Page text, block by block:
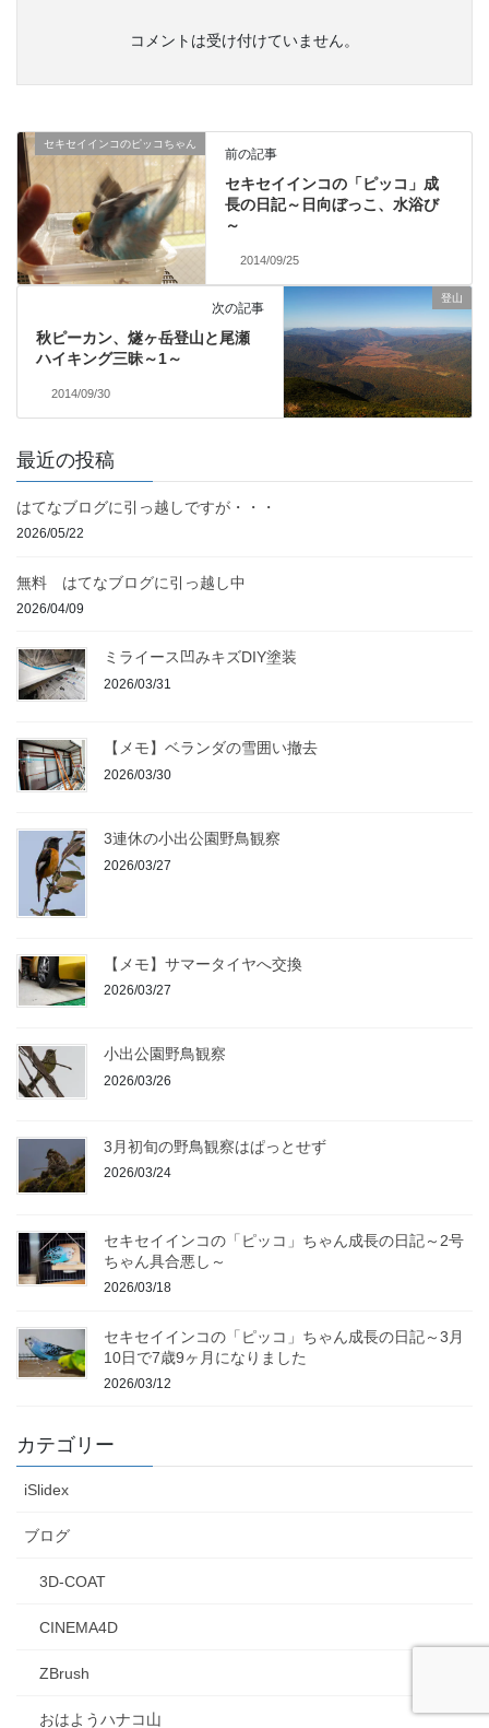
コメントは受け付けていません。
セキセイインコのピッコちゃん
前の記事
セキセイインコの「ピッコ」成
長の日記～日向ぼっこ、水浴び
～
2014/09/25
登山
次の記事
秋ピーカン、燧ヶ岳登山と尾瀬
ハイキング三昧～1～
2014/09/30
最近の投稿
はてなブログに引っ越しですが・・・
2026/05/22
無料 はてなブログに引っ越し中
2026/04/09
ミライース凹みキズDIY塗装
2026/03/31
【メモ】ベランダの雪囲い撤去
2026/03/30
3連休の小出公園野鳥観察
2026/03/27
【メモ】サマータイヤへ交換
2026/03/27
小出公園野鳥観察
2026/03/26
3月初旬の野鳥観察はぱっとせず
2026/03/24
セキセイインコの「ピッコ」ちゃん成長の日記～2号
ちゃん具合悪し～
2026/03/18
セキセイインコの「ピッコ」ちゃん成長の日記～3月
10日で7歳9ヶ月になりました
2026/03/12
カテゴリー
iSlidex
ブログ
3D-COAT
CINEMA4D
ZBrush
おはようハナコ山